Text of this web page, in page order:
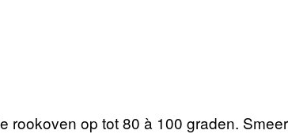
rookoven op tot 80 à 100 graden.